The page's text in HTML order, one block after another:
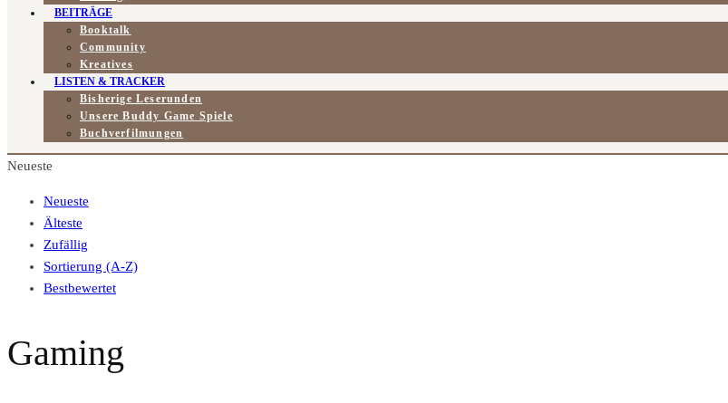
BEITRÄGE
Booktalk
Community
Kreatives
LISTEN & TRACKER
Bisherige Leserunden
Unsere Buddy Game Spiele
Buchverfilmungen
Neueste
Neueste
Älteste
Zufällig
Sortierung (A-Z)
Bestbewertet
Gaming